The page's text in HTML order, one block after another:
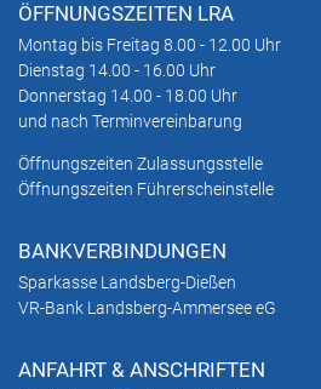
ÖFFNUNGSZEITEN LRA
Montag bis Freitag 8.00 - 12.00 Uhr
Dienstag 14.00 - 16.00 Uhr
Donnerstag 14.00 - 18.00 Uhr
und nach Terminvereinbarung
Öffnungszeiten Zulassungsstelle
Öffnungszeiten Führerscheinstelle
BANKVERBINDUNGEN
Sparkasse Landsberg-Dießen
VR-Bank Landsberg-Ammersee eG
ANFAHRT & ANSCHRIFTEN